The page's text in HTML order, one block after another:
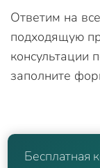
Ответим на
подходящую
консультации
заполните
Бесплатная